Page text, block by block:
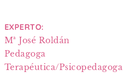
EXPERTO:
Mª José Roldán
Pedagoga
Terapéutica/Psicopedagoga